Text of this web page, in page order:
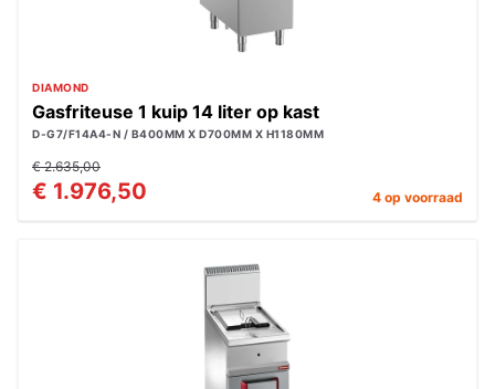
DIAMOND
Gasfriteuse 1 kuip 14 liter op kast
D-G7/F14A4-N / B400MM X D700MM X H1180MM
€ 2.635,00
€ 1.976,50 4 op voorraad